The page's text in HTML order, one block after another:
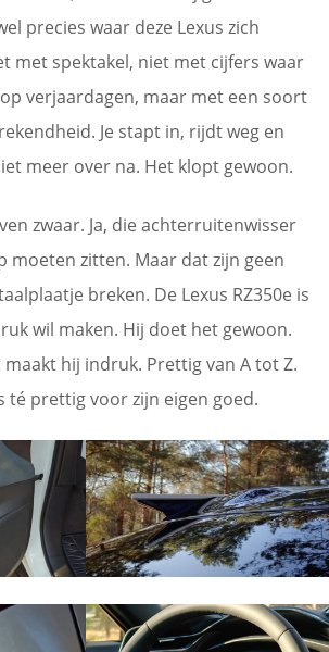
precies waar deze Lexus zich
met spektakel, niet met cijfers waar
verjaardagen, maar met een soort
Je stapt in, rijdt weg en
meer over na. Het klopt gewoon.
zwaar. Ja, die achterruitenwisser
moeten zitten. Maar dat zijn geen
breken. De Lexus RZ350e is
wil maken. Hij doet het gewoon.
hij indruk. Prettig van A tot Z.
té prettig voor zijn eigen goed.